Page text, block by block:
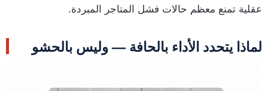
عقلية تمنع معظم حالات فشل المتاجر المبردة.
لماذا يتحدد الأداء بالحافة — وليس بالحشو